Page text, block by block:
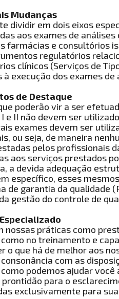
Mudanças
dividir em dois eixos
aos exames de
e consultórios
regulatórios
clínicos (Serviços de
execução dos exames de
de Destaque
poderão vir a ser
II não devem ser
exames devem ser
ou seja, de maneira
pelos profissionais
aos serviços prestados
a devida adequação
específico, esses
garantia da qualidade
gestão do controle de
práticas como
no treinamento e
que há de melhor aos
com as
podemos ajudar você
para o
exclusivamente para